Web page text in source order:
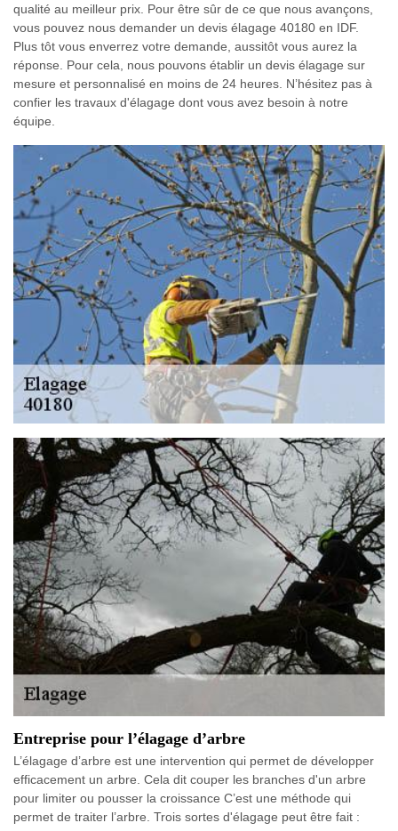
qualité au meilleur prix. Pour être sûr de ce que nous avançons,
vous pouvez nous demander un devis élagage 40180 en IDF.
Plus tôt vous enverrez votre demande, aussitôt vous aurez la
réponse. Pour cela, nous pouvons établir un devis élagage sur
mesure et personnalisé en moins de 24 heures. N’hésitez pas à
confier les travaux d'élagage dont vous avez besoin à notre
équipe.
Entreprise pour l’élagage d’arbre
L’élagage d’arbre est une intervention qui permet de développer
efficacement un arbre. Cela dit couper les branches d'un arbre
pour limiter ou pousser la croissance C’est une méthode qui
permet de traiter l’arbre. Trois sortes d'élagage peut être fait :